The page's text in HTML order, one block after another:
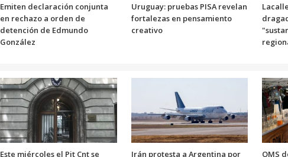
Emiten declaración conjunta
en rechazo a orden de
detención de Edmundo
González
Uruguay: pruebas PISA revelan
fortalezas en pensamiento
creativo
Este miércoles el Pit Cnt se Irán protesta a Argentina por OMS